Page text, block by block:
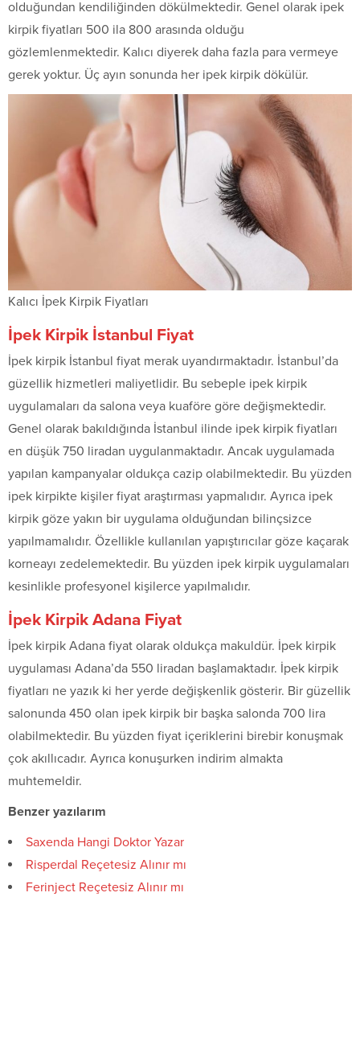
olduğundan kendiliğinden dökülmektedir. Genel olarak ipek
kirpik fiyatları 500 ila 800 arasında olduğu
gözlemlenmektedir. Kalıcı diyerek daha fazla para vermeye
gerek yoktur. Üç ayın sonunda her ipek kirpik dökülür.
Kalıcı İpek Kirpik Fiyatları
İpek Kirpik İstanbul Fiyat
İpek kirpik İstanbul fiyat merak uyandırmaktadır. İstanbul’da
güzellik hizmetleri maliyetlidir. Bu sebeple ipek kirpik
uygulamaları da salona veya kuaföre göre değişmektedir.
Genel olarak bakıldığında İstanbul ilinde ipek kirpik fiyatları
en düşük 750 liradan uygulanmaktadır. Ancak uygulamada
yapılan kampanyalar oldukça cazip olabilmektedir. Bu yüzden
ipek kirpikte kişiler fiyat araştırması yapmalıdır. Ayrıca ipek
kirpik göze yakın bir uygulama olduğundan bilinçsizce
yapılmamalıdır. Özellikle kullanılan yapıştırıcılar göze kaçarak
korneayı zedelemektedir. Bu yüzden ipek kirpik uygulamaları
kesinlikle profesyonel kişilerce yapılmalıdır.
İpek Kirpik Adana Fiyat
İpek kirpik Adana fiyat olarak oldukça makuldür. İpek kirpik
uygulaması Adana’da 550 liradan başlamaktadır. İpek kirpik
fiyatları ne yazık ki her yerde değişkenlik gösterir. Bir güzellik
salonunda 450 olan ipek kirpik bir başka salonda 700 lira
olabilmektedir. Bu yüzden fiyat içeriklerini birebir konuşmak
çok akıllıcadır. Ayrıca konuşurken indirim almakta
muhtemeldir.
Benzer yazılarım
Saxenda Hangi Doktor Yazar
Risperdal Reçetesiz Alınır mı
Ferinject Reçetesiz Alınır mı